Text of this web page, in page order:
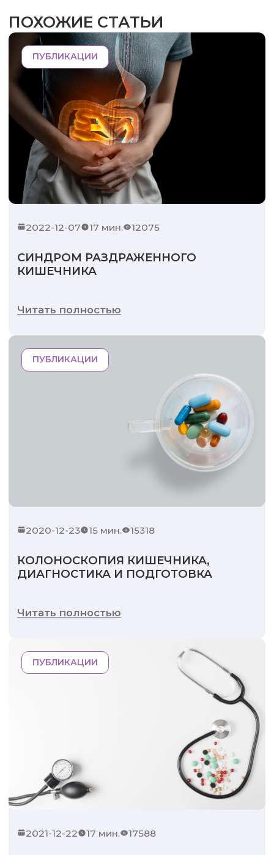
ПОХОЖИЕ СТАТЬИ
ПУБЛИКАЦИИ
2022-12-07 17 мин. 12075
СИНДРОМ РАЗДРАЖЕННОГО
КИШЕЧНИКА
Читать полностью
ПУБЛИКАЦИИ
2020-12-23 15 мин. 15318
КОЛОНОСКОПИЯ КИШЕЧНИКА,
ДИАГНОСТИКА И ПОДГОТОВКА
Читать полностью
ПУБЛИКАЦИИ
2021-12-22 17 мин. 17588